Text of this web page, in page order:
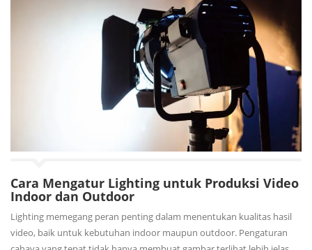
Cara Mengatur Lighting untuk Produksi Video
Indoor dan Outdoor
Lighting memegang peran penting dalam menentukan kualitas hasil
video, baik untuk kebutuhan indoor maupun outdoor. Pengaturan